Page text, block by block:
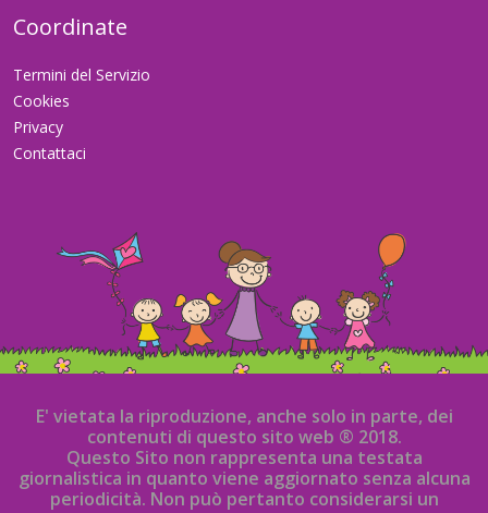
Coordinate
Termini del Servizio
Cookies
Privacy
Contattaci
E' vietata la riproduzione, anche solo in parte, dei
contenuti di questo sito web ® 2018.
Questo Sito non rappresenta una testata
giornalistica in quanto viene aggiornato senza alcuna
periodicità. Non può pertanto considerarsi un